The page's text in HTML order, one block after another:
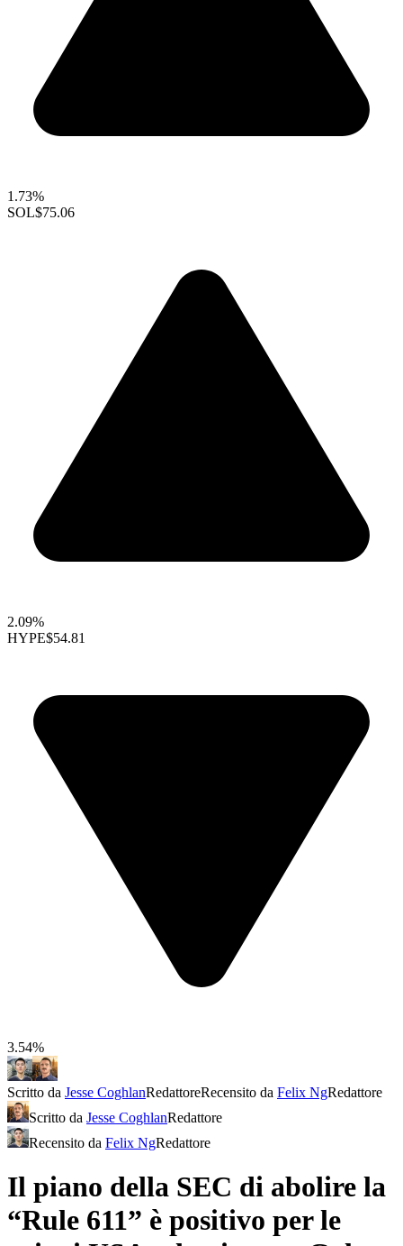
1.73%
SOL$75.06
2.09%
HYPE$54.81
3.54%
Scritto da Jesse CoghlanRedattoreRecensito da Felix NgRedattore
Scritto da Jesse CoghlanRedattore
Recensito da Felix NgRedattore
Il piano della SEC di abolire la
“Rule 611” è positivo per le